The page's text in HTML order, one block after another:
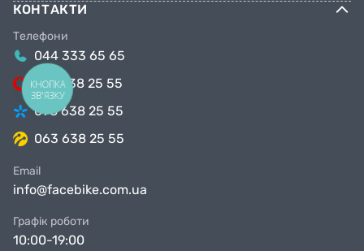
41 / 25 см;
42 / 26 см;
КОНТАКТИ
Телефони
044 333 65 65
099 638 25 55
098 638 25 55
063 638 25 55
Email
info@facebike.com.ua
Графік роботи
10:00-19:00
КНОПКА
ЗВ'ЯЗКУ